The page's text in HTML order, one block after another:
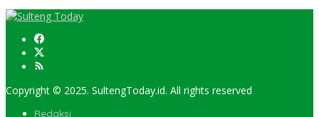
Copyright © 2025. SultengToday.id. All rights reserved
Redaksi